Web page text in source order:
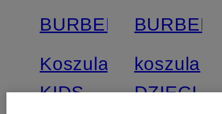
BURBERRY
Koszula
KIDS
koszula
DZIECI